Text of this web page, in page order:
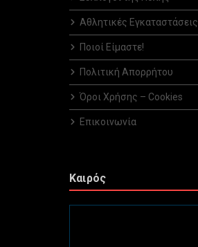
Αθλητικές Εγκαταστάσεις
Ποιοί Είμαστε!
Πολιτική Απορρήτου
Όροι Χρήσης – Cookies
Επικοινωνία
Καιρός